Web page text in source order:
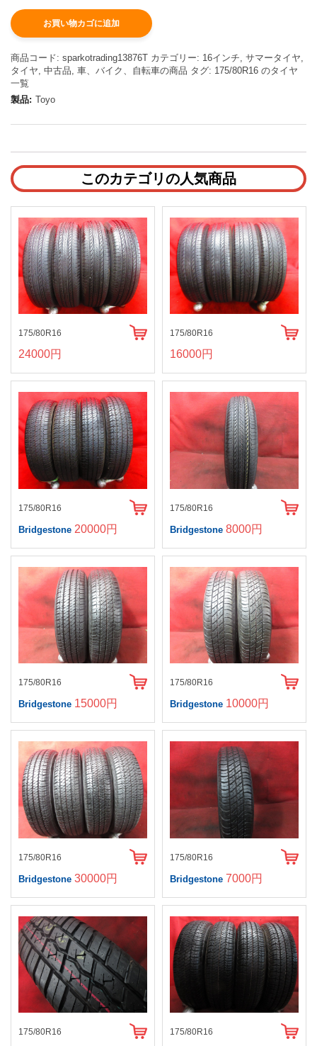
お買い物カゴに追加
商品コード: sparkotrading13876T カテゴリー: 16インチ サマータイヤ
タイヤ 中古品 車、バイク、自転車の商品 タグ: 175/80R16 のタイヤ
一覧
製品: Toyo
このカテゴリの人気商品
175/80R16
24000円
175/80R16
16000円
175/80R16
Bridgestone 20000円
175/80R16
Bridgestone 8000円
175/80R16
Bridgestone 15000円
175/80R16
Bridgestone 10000円
175/80R16
Bridgestone 30000円
175/80R16
Bridgestone 7000円
175/80R16 175/80R16